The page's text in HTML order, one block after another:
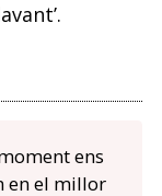
ens
en el millor